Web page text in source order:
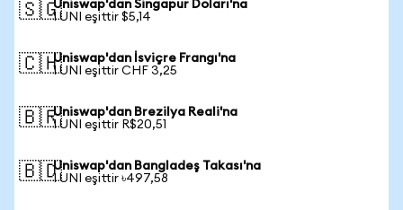
🇸🇬Uniswap'dan Singapur Doları'na
1 UNI eşittir $5,14
🇨🇭Uniswap'dan İsviçre Frangı'na
1 UNI eşittir CHF 3,25
🇧🇷Uniswap'dan Brezilya Reali'na
1 UNI eşittir R$20,51
🇧🇩Uniswap'dan Bangladeş Takası'na
1 UNI eşittir ৳497,58